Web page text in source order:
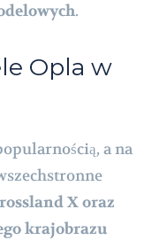
.
Opla w
a na
X oraz
krajobrazu